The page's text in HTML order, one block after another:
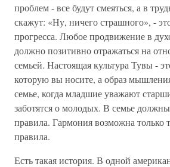
проблем - все будут смеяться, а в
скажут: «Ну, ничего страшного», -
прогресса. Любое продвижение в
должно позитивно отражаться на
семьей. Настоящая культура Тувы -
которую вы носите, а образ
семье, когда младшие уважают
заботятся о молодых. В семье
правила. Гармония возможна только
правила.
Есть такая история. В одной